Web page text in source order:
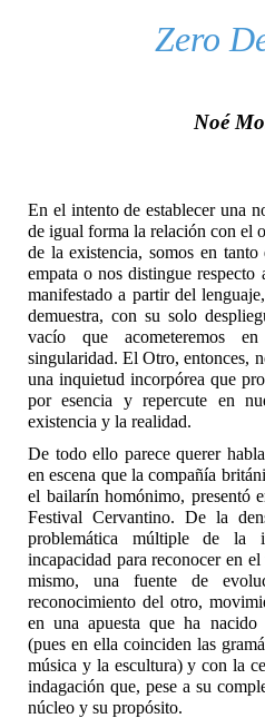
Zero
Noé
En el intento de establecer una
de igual forma la relación con el
de la existencia, somos en
empata o nos distingue respecto
manifestado a partir del
demuestra, con su solo
vacío que acometeremos
singularidad. El Otro, entonces,
una inquietud incorpórea que
por esencia y repercute en
existencia y la realidad.
De todo ello parece querer
en escena que la compañía
el bailarín homónimo, presentó
Festival Cervantino. De la
problemática múltiple de la
incapacidad para reconocer en
mismo, una fuente de
reconocimiento del otro,
en una apuesta que ha nacido
(pues en ella coinciden las
música y la escultura) y con la
indagación que, pese a su
núcleo y su propósito.